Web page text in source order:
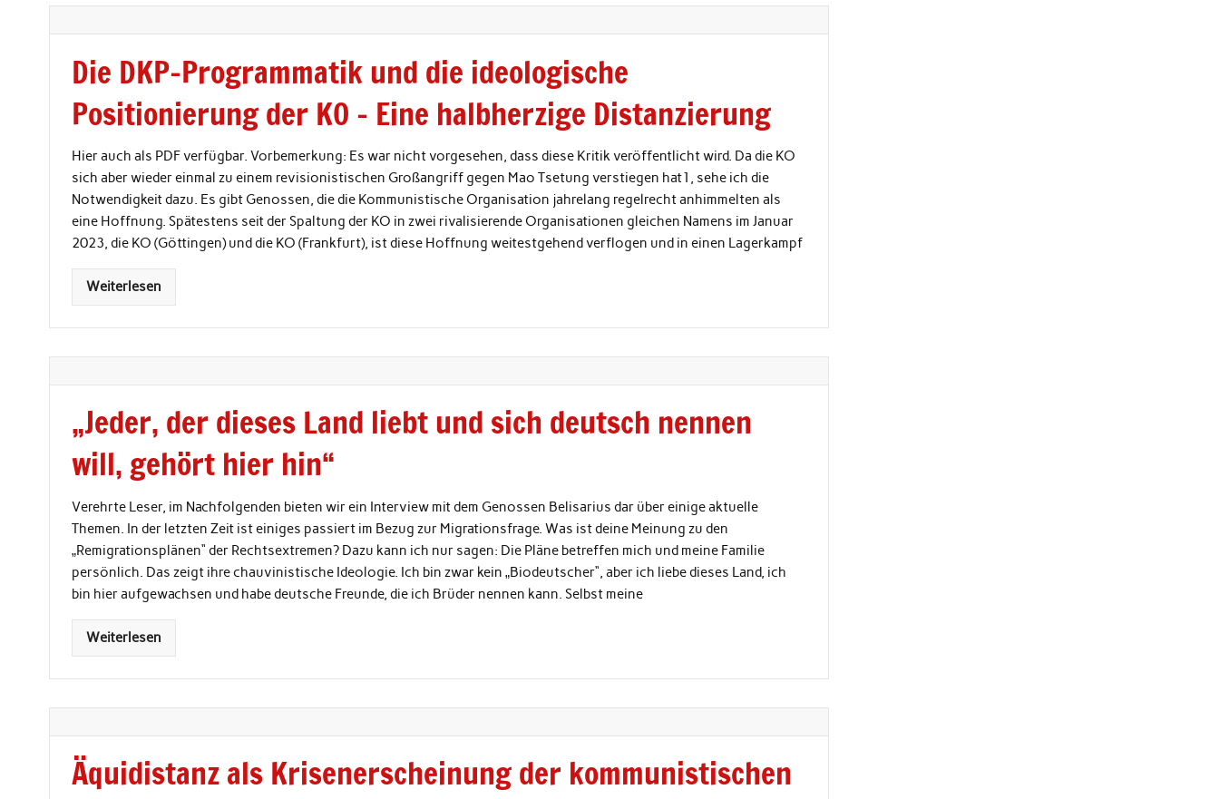
Die DKP-Programmatik und die ideologische
Positionierung der KO – Eine halbherzige Distanzierung
Hier auch als PDF verfügbar. Vorbemerkung: Es war nicht vorgesehen, dass diese Kritik veröffentlicht wird. Da die KO
sich aber wieder einmal zu einem revisionistischen Großangriff gegen Mao Tsetung verstiegen hat1, sehe ich die
Notwendigkeit dazu. Es gibt Genossen, die die Kommunistische Organisation jahrelang regelrecht anhimmelten als
eine Hoffnung. Spätestens seit der Spaltung der KO in zwei rivalisierende Organisationen gleichen Namens im Januar
2023, die KO (Göttingen) und die KO (Frankfurt), ist diese Hoffnung weitestgehend verflogen und in einen Lagerkampf
Weiterlesen
„Jeder, der dieses Land liebt und sich deutsch nennen
will, gehört hier hin“
Verehrte Leser, im Nachfolgenden bieten wir ein Interview mit dem Genossen Belisarius dar über einige aktuelle
Themen. In der letzten Zeit ist einiges passiert im Bezug zur Migrationsfrage. Was ist deine Meinung zu den
„Remigrationsplänen“ der Rechtsextremen? Dazu kann ich nur sagen: Die Pläne betreffen mich und meine Familie
persönlich. Das zeigt ihre chauvinistische Ideologie. Ich bin zwar kein „Biodeutscher“, aber ich liebe dieses Land, ich
bin hier aufgewachsen und habe deutsche Freunde, die ich Brüder nennen kann. Selbst meine
Weiterlesen
Äquidistanz als Krisenerscheinung der kommunistischen